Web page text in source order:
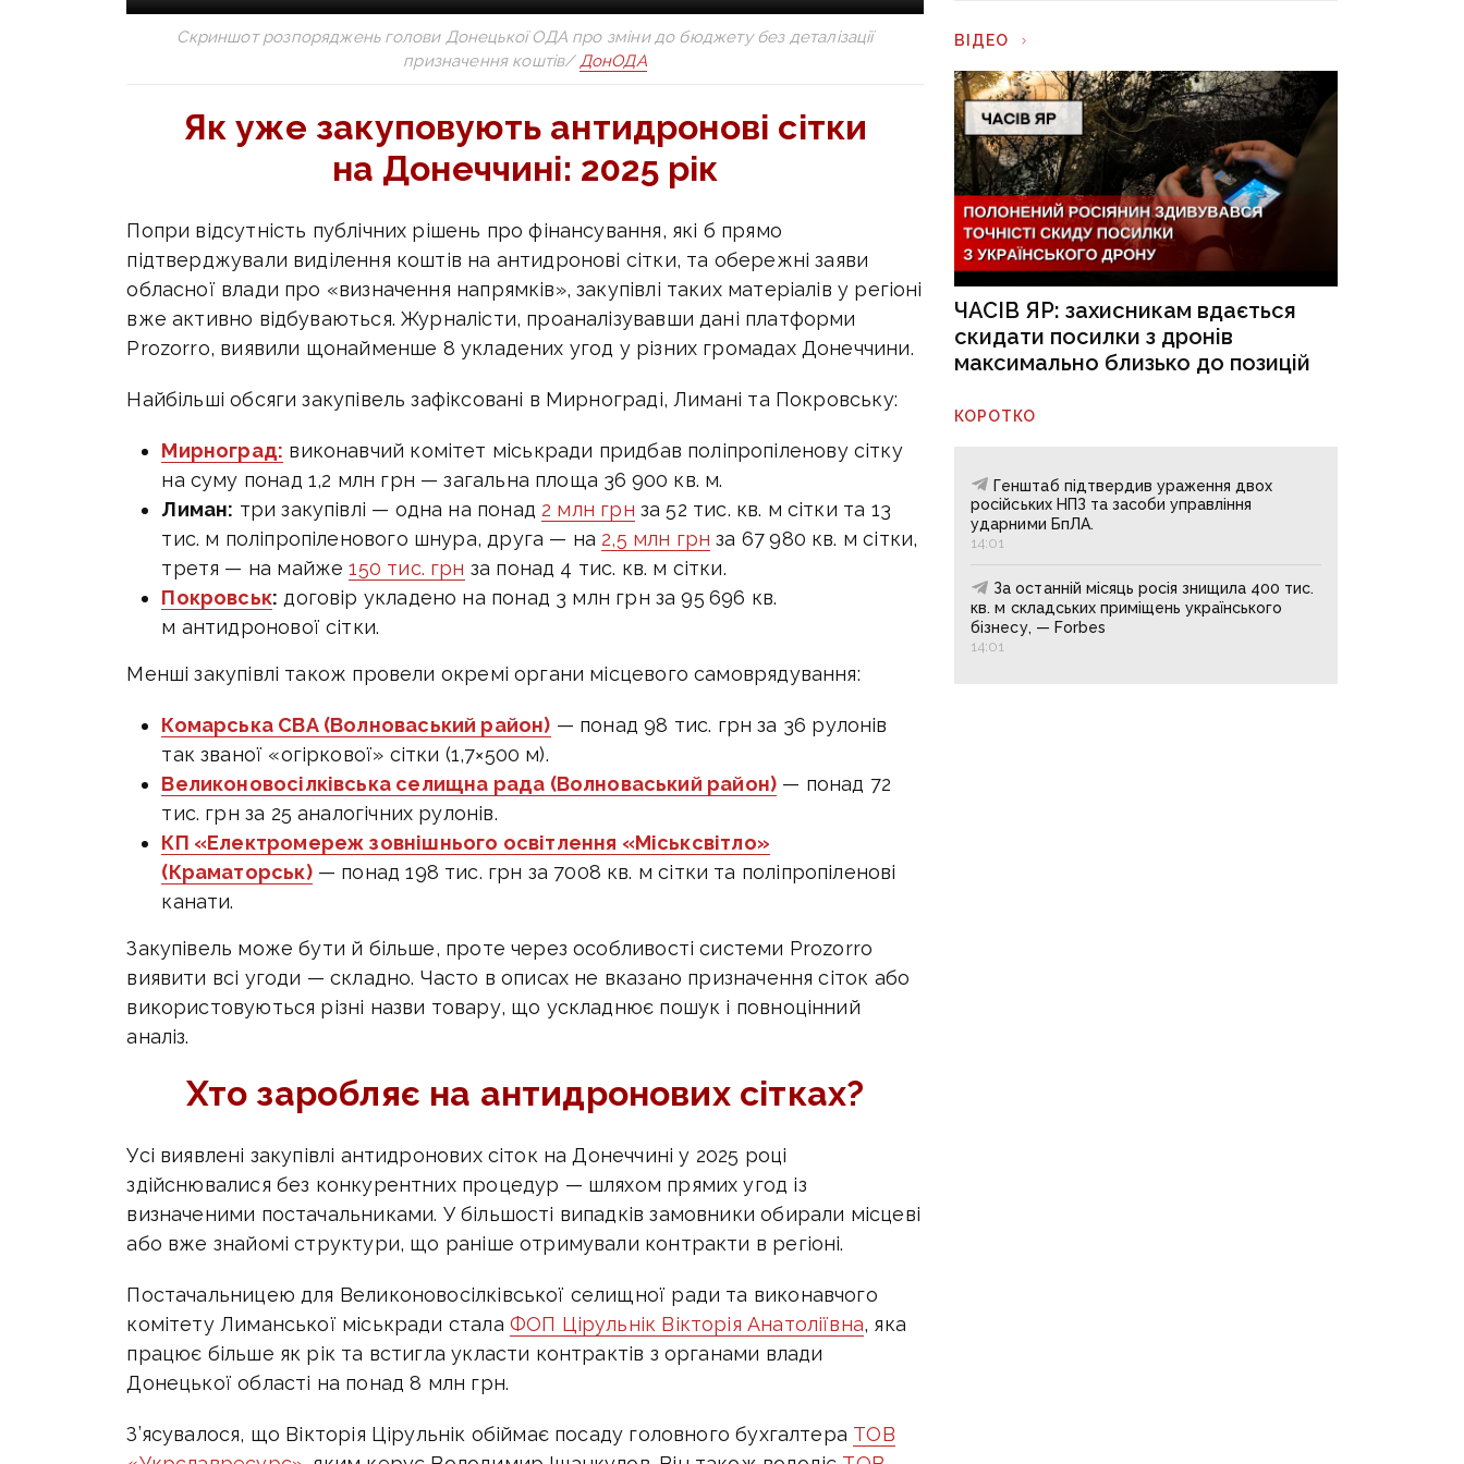
Скриншот розпоряджень голови Донецької ОДА про зміни до бюджету без деталізації
призначення коштів/ ДонОДА
Як уже закуповують антидронові сітки
на Донеччині: 2025 рік
Попри відсутність публічних рішень про фінансування, які б прямо
підтверджували виділення коштів на антидронові сітки, та обережні заяви
обласної влади про «визначення напрямків», закупівлі таких матеріалів у регіоні
вже активно відбуваються. Журналісти, проаналізувавши дані платформи
Prozorro, виявили щонайменше 8 укладених угод у різних громадах Донеччини.
Найбільші обсяги закупівель зафіксовані в Мирнограді, Лимані та Покровську:
Мирноград: виконавчий комітет міськради придбав поліпропіленову сітку
на суму понад 1,2 млн грн — загальна площа 36 900 кв. м.
Лиман: три закупівлі — одна на понад 2 млн грн за 52 тис. кв. м сітки та 13
тис. м поліпропіленового шнура, друга — на 2,5 млн грн за 67 980 кв. м сітки,
третя — на майже150 тис. грн за понад 4 тис. кв. м сітки.
Покровськ: договір укладено на понад 3 млн грн за 95 696 кв.
м антидронової сітки.
Менші закупівлі також провели окремі органи місцевого самоврядування:
Комарська СВА (Волноваський район) — понад 98 тис. грн за 36 рулонів
так званої «огіркової» сітки (1,7×500 м).
Великоновосілківська селищна рада (Волноваський район) — понад 72
тис. грн за 25 аналогічних рулонів.
КП «Електромереж зовнішнього освітлення «Міськсвітло»
(Краматорськ)— понад 198 тис. грн за 7008 кв. м сітки та поліпропіленові
канати.
Закупівель може бути й більше, проте через особливості системи Prozorro
виявити всі угоди — складно. Часто в описах не вказано призначення сіток або
використовуються різні назви товару, що ускладнює пошук і повноцінний
аналіз.
Хто заробляє на антидронових сітках?
Усі виявлені закупівлі антидронових сіток на Донеччині у 2025 році
здійснювалися без конкурентних процедур — шляхом прямих угод із
визначеними постачальниками. У більшості випадків замовники обирали місцеві
або вже знайомі структури, що раніше отримували контракти в регіоні.
Постачальницею для Великоновосілківської селищної ради та виконавчого
комітету Лиманської міськради стала ФОП Цірульнік Вікторія Анатоліївна, яка
працює більше як рік та встигла укласти контрактів з органами влади
Донецької області на понад 8 млн грн.
З’ясувалося, що Вікторія Цірульнік обіймає посаду головного бухгалтера ТОВ
ВІДЕО
ЧАСІВ ЯР: захисникам вдається
скидати посилки з дронів
максимально близько до позицій
КОРОТКО
Генштаб підтвердив ураження двох
російських НПЗ та засоби управління
ударними БпЛА.
14:01
За останній місяць росія знищила 400 тис.
кв. м складських приміщень українського
бізнесу, — Forbes
14:01